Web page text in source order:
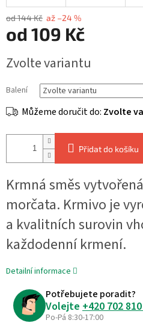
od 144 Kč až –24 %
od 109 Kč
cena:
Zvolte variantu
Balení
Můžeme doručit do: Zvolte
Přidat do košíku
Krmná směs
morčata. Krmivo je
a kvalitních surovin
každodenní krmení.
Detailní informace
Potřebujete poradit?
Volejte +420 702
Po-Pá 8:30-17:00